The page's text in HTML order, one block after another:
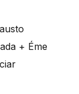
+ Éme